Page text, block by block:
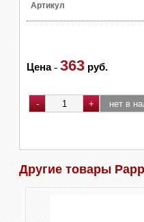
Артикул
Цена- 363 руб.
Другие товары